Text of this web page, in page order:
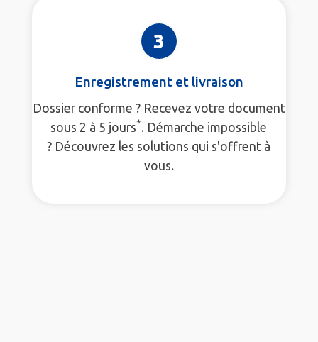
3
Enregistrement et livraison
Dossier conforme ? Recevez votre document
sous 2 à 5 jours*. Démarche impossible
? Découvrez les solutions qui s'offrent à
vous.